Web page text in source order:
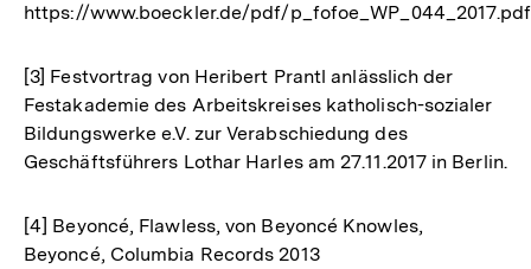
https://www.boeckler.de/pdf/p_fofoe_WP_044_2017.pdf
[3] Festvortrag von Heribert Prantl anlässlich der
Festakademie des Arbeitskreises katholisch-sozialer
Bildungswerke e.V. zur Verabschiedung des
Geschäftsführers Lothar Harles am 27.11.2017 in Berlin.
[4] Beyoncé, Flawless, von Beyoncé Knowles,
Beyoncé, Columbia Records 2013